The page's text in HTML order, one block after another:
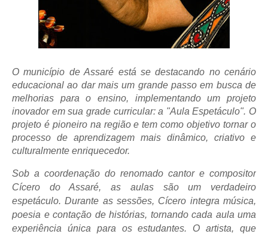
O município de Assaré está se destacando no cenário
educacional ao dar mais um grande passo em busca de
melhorias para o ensino, implementando um projeto
inovador em sua grade curricular: a "Aula Espetáculo". O
projeto é pioneiro na região e tem como objetivo tornar o
processo de aprendizagem mais dinâmico, criativo e
culturalmente enriquecedor.
Sob a coordenação do renomado cantor e compositor
Cícero do Assaré, as aulas são um verdadeiro
espetáculo. Durante as sessões, Cícero integra música,
poesia e contação de histórias, tornando cada aula uma
experiência única para os estudantes. O artista, que